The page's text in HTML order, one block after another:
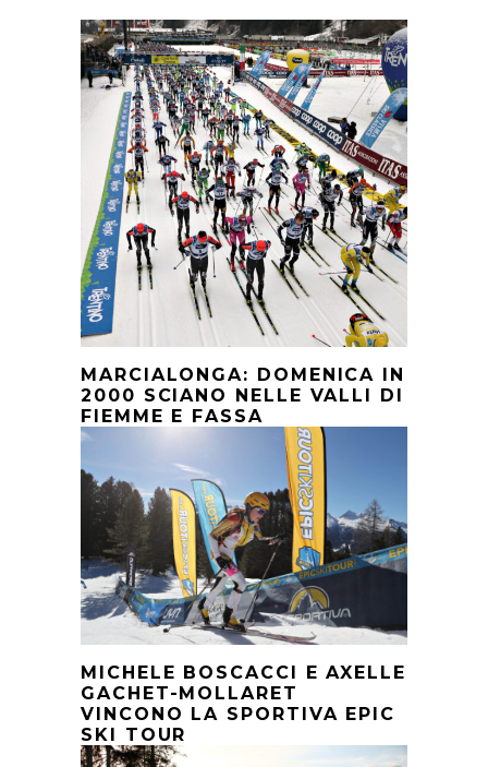
MARCIALONGA: DOMENICA IN
2000 SCIANO NELLE VALLI DI
FIEMME E FASSA
MICHELE BOSCACCI E AXELLE
GACHET-MOLLARET
VINCONO LA SPORTIVA EPIC
SKI TOUR